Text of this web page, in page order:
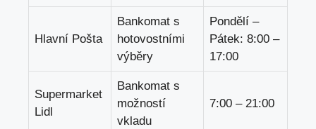
Hlavní Pošta
Bankomat s
hotovostními
výběry
Pondělí –
Pátek: 8:00 –
17:00
Supermarket
Lidl
Bankomat s
možností
vkladu
7:00 – 21:00